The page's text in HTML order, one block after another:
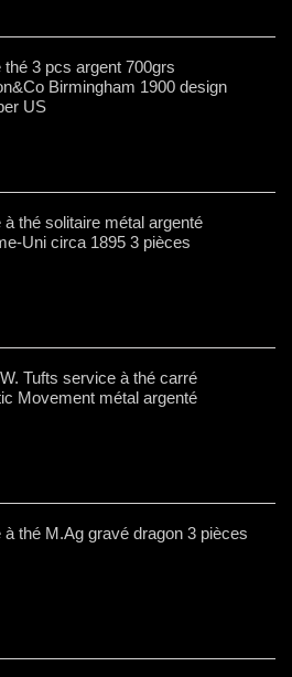
thé 3 pcs argent 700grs
Birmingham 1900 design
US
à thé solitaire métal argenté
Uni circa 1895 3 pièces
Tufts service à thé carré
Movement métal argenté
à thé M.Ag gravé dragon 3 pièces